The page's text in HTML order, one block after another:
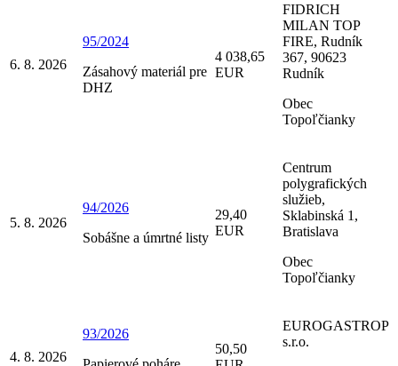
6. 8. 2026
95/2024
Zásahový materiál pre
DHZ
4 038,65
EUR
FIDRICH
MILAN TOP
FIRE, Rudník
367, 90623
Rudník
Obec
Topoľčianky
5. 8. 2026
94/2026
Sobášne a úmrtné listy
29,40
EUR
Centrum
polygrafických
služieb,
Sklabinská 1,
Bratislava
Obec
Topoľčianky
4. 8. 2026
93/2026
50,50
EUROGASTROP
s.r.o.